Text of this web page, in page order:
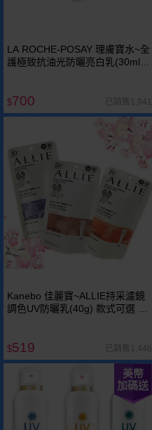
LA ROCHE-POSAY 理膚寶水~全
護極致抗油光防曬亮白乳(30ml)
$700 已銷售1,941
Kanebo 佳麗寶~ALLIE持采濾鏡
調色UV防曬乳(40g) 款式可選 海
$519 已銷售1,446
美幣
加碼送